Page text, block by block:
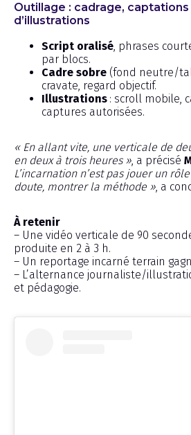
Outillage : cadrage,
d’illustrations
Script oralisé, phrases
par blocs.
Cadre sobre (fond neutre/
cravate, regard objectif.
Illustrations : scroll mobile,
captures autorisées.
« En allant vite, une verticale de
en deux à trois heures », a précisé
L’incarnation n’est pas jouer un
doute, montrer la méthode », a
À retenir
– Une vidéo verticale de 90
produite en 2 à 3 h.
– Un reportage incarné terrain
– L’alternance journaliste/
et pédagogie.